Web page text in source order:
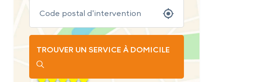
TROUVER UN SERVICE À DOMICILE